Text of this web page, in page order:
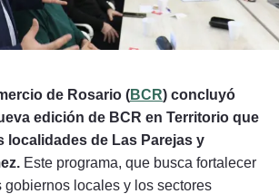
de Rosario (BCR) concluyó
edición de BCR en Territorio que
localidades de Las Parejas y
Este programa, que busca fortalecer
gobiernos locales y los sectores